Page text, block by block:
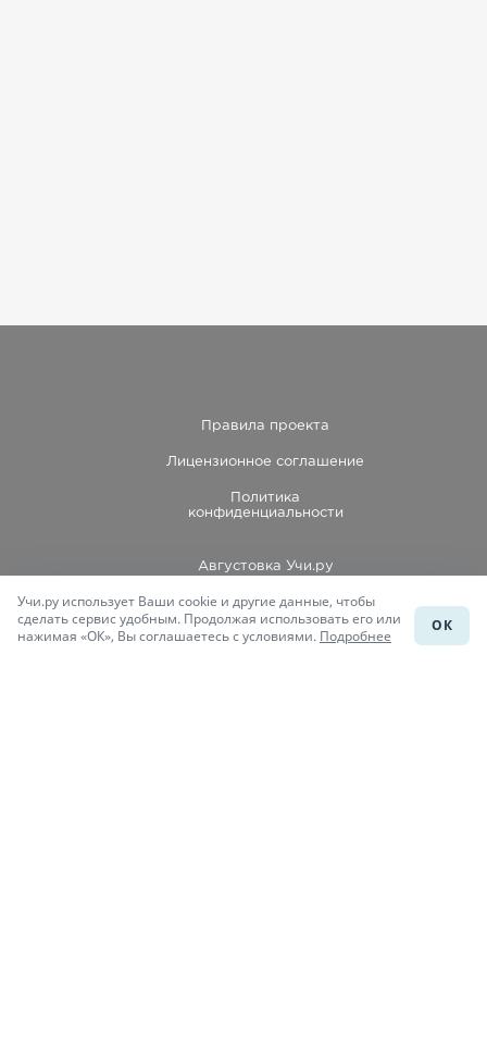
Правила проекта
Лицензионное соглашение
Политика
конфиденциальности
Августовка Учи.ру
Каталог школ
Подготовка к уроку
Учи.ру использует Ваши cookie и другие данные, чтобы
сделать сервис удобным. Продолжая использовать его или
нажимая «ОК», Вы соглашаетесь с условиями. Подробнее
ОК